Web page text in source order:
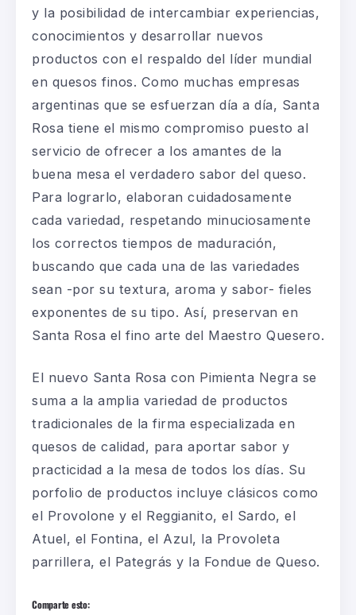
y la posibilidad de intercambiar experiencias,
conocimientos y desarrollar nuevos
productos con el respaldo del líder mundial
en quesos finos. Como muchas empresas
argentinas que se esfuerzan día a día, Santa
Rosa tiene el mismo compromiso puesto al
servicio de ofrecer a los amantes de la
buena mesa el verdadero sabor del queso.
Para lograrlo, elaboran cuidadosamente
cada variedad, respetando minuciosamente
los correctos tiempos de maduración,
buscando que cada una de las variedades
sean -por su textura, aroma y sabor- fieles
exponentes de su tipo. Así, preservan en
Santa Rosa el fino arte del Maestro Quesero.
El nuevo Santa Rosa con Pimienta Negra se
suma a la amplia variedad de productos
tradicionales de la firma especializada en
quesos de calidad, para aportar sabor y
practicidad a la mesa de todos los días. Su
porfolio de productos incluye clásicos como
el Provolone y el Reggianito, el Sardo, el
Atuel, el Fontina, el Azul, la Provoleta
parrillera, el Pategrás y la Fondue de Queso.
Comparte esto: